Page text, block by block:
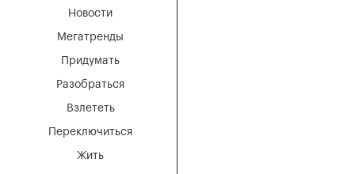
Мегатренды
Придумать
Разобраться
Взлететь
Новости
Переключиться
Жить